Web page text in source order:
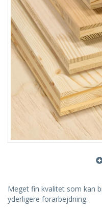
Meget fin kvalitet som kan
yderligere forarbejdning.